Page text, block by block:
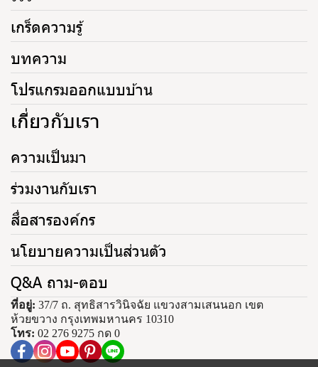
เกร็ดความรู้
บทความ
โปรแกรมออกแบบบ้าน
เกี่ยวกับเรา
ความเป็นมา
ร่วมงานกับเรา
สื่อสารองค์กร
นโยบายความเป็นส่วนตัว
Q&A ถาม-ตอบ
ที่อยู่: 37/7 ถ. สุทธิสารวินิจฉัย แขวงสามเสนนอก เขต
ห้วยขวาง กรุงเทพมหานคร 10310
โทร: 02 276 9275 กด 0